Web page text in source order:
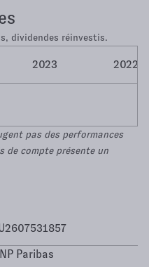
dividendes réinvestis.
2023 2022
pas des performances
de compte présente un
Paribas